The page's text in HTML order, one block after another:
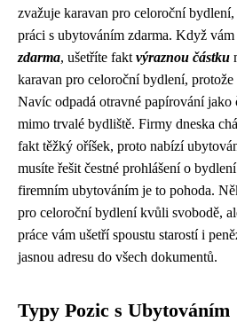
zvažuje karavan pro celoroční bydlení,
práci s ubytováním zdarma. Když
zdarma, ušetříte fakt výraznou částku
karavan pro celoroční bydlení,
Navíc odpadá otravné papírování jako
mimo trvalé bydliště. Firmy dneska
fakt těžký oříšek, proto nabízí
musíte řešit čestné prohlášení o
firemním ubytováním je to pohoda.
pro celoroční bydlení kvůli svobodě,
práce vám ušetří spoustu starostí i
jasnou adresu do všech dokumentů.
Typy Pozic s Ubytováním